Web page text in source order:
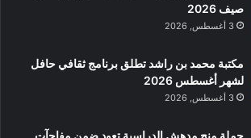
صيف 2026
3 أغسطس, 2026
مكتبة محمد بن راشد تطلق برنامج ثقافي حافل
لشهر أغسطس 2026
3 أغسطس, 2026
حملة منح مدهش الدراسية تعود ضمن مفاجآت